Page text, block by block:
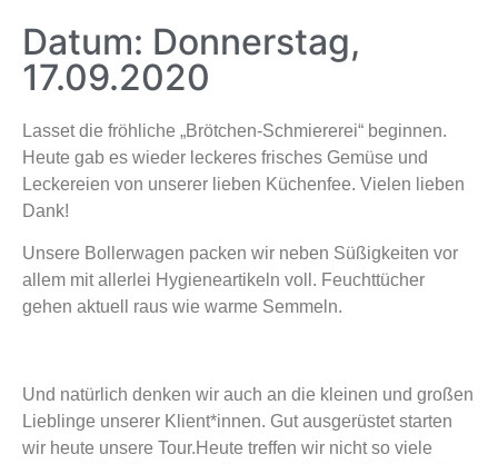
Datum: Donnerstag,
17.09.2020
Lasset die fröhliche „Brötchen-Schmiererei“ beginnen.
Heute gab es wieder leckeres frisches Gemüse und
Leckereien von unserer lieben Küchenfee. Vielen lieben
Dank!
Unsere Bollerwagen packen wir neben Süßigkeiten vor
allem mit allerlei Hygieneartikeln voll. Feuchttücher
gehen aktuell raus wie warme Semmeln.
Und natürlich denken wir auch an die kleinen und großen
Lieblinge unserer Klient*innen. Gut ausgerüstet starten
wir heute unsere Tour.Heute treffen wir nicht so viele